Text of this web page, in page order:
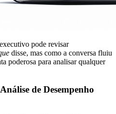
pode revisar
disse, mas como a conversa fluiu
poderosa para analisar qualquer
de Desempenho